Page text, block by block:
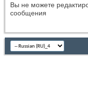
Вы не можете
сообщения